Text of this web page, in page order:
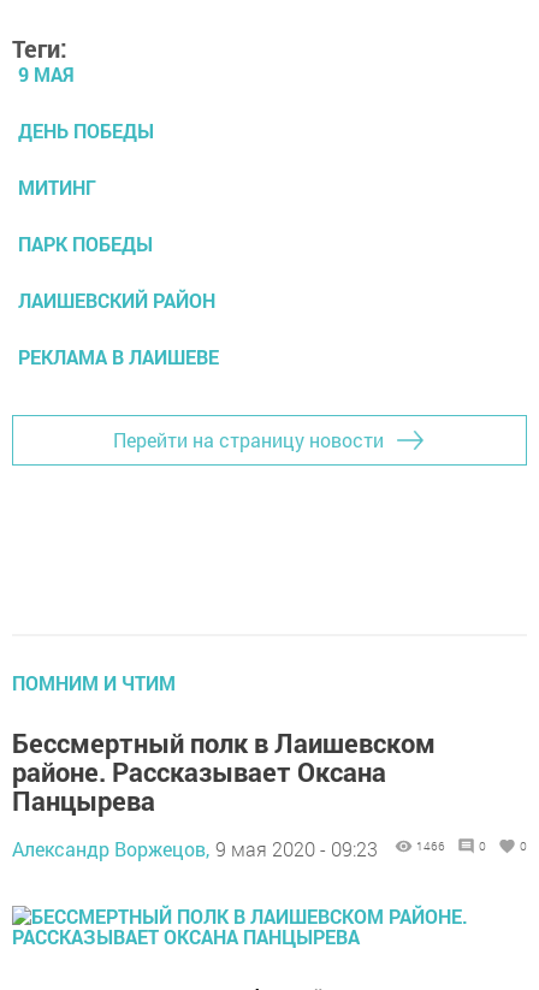
Теги:
9 МАЯ
ДЕНЬ ПОБЕДЫ
МИТИНГ
ПАРК ПОБЕДЫ
ЛАИШЕВСКИЙ РАЙОН
РЕКЛАМА В ЛАИШЕВЕ
Перейти на страницу новости
ПОМНИМ И ЧТИМ
Бессмертный полк в Лаишевском
районе. Рассказывает Оксана
Панцырева
Александр Воржецов, 9 мая 2020 - 09:23 1466 0 0